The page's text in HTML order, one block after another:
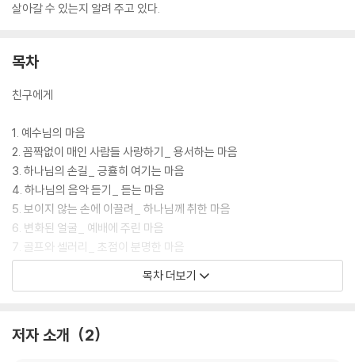
살아갈 수 있는지 알려 주고 있다.
목차
친구에게
1. 예수님의 마음
2. 꼼짝없이 매인 사람들 사랑하기_ 용서하는 마음
3. 하나님의 손길_ 긍휼히 여기는 마음
4. 하나님의 음악 듣기_ 듣는 마음
5. 보이지 않는 손에 이끌려_ 하나님께 취한 마음
6. 변화된 얼굴_ 예배에 주린 마음
7. 골프와 셀러리_ 초점이 분명한 마음
8. 오직 진실만을_ 정직한 마음
12. 끝까지 강하게_ 인내하는 마음
목차 더보기
저자 소개 2